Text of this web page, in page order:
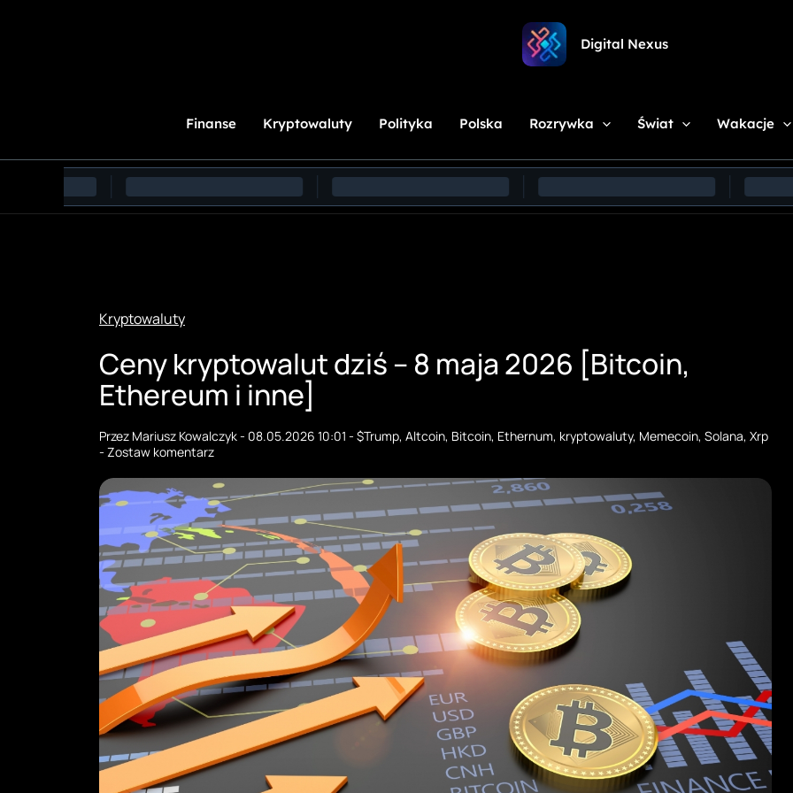
Digital Nexus
Finanse Kryptowaluty Polityka Polska Rozrywka Świat Wakacje
Kryptowaluty
Ceny kryptowalut dziś – 8 maja 2026 [Bitcoin,
Ethereum i inne]
Przez Mariusz Kowalczyk- 08.05.2026 10:01 - $Trump, Altcoin, Bitcoin, Ethernum, kryptowaluty, Memecoin, Solana, Xrp
- Zostaw komentarz